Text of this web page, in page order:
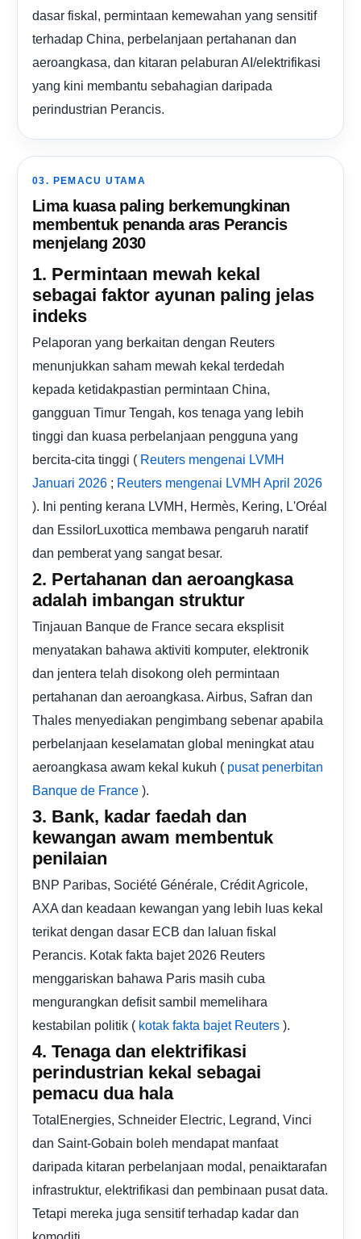
dasar fiskal, permintaan kemewahan yang sensitif
terhadap China, perbelanjaan pertahanan dan
aeroangkasa, dan kitaran pelaburan AI/elektrifikasi
yang kini membantu sebahagian daripada
perindustrian Perancis.
03. PEMACU UTAMA
Lima kuasa paling berkemungkinan
membentuk penanda aras Perancis
menjelang 2030
1. Permintaan mewah kekal
sebagai faktor ayunan paling jelas
indeks
Pelaporan yang berkaitan dengan Reuters
menunjukkan saham mewah kekal terdedah
kepada ketidakpastian permintaan China,
gangguan Timur Tengah, kos tenaga yang lebih
tinggi dan kuasa perbelanjaan pengguna yang
bercita-cita tinggi ( Reuters mengenai LVMH
Januari 2026 ; Reuters mengenai LVMH April 2026
). Ini penting kerana LVMH, Hermès, Kering, L'Oréal
dan EssilorLuxottica membawa pengaruh naratif
dan pemberat yang sangat besar.
2. Pertahanan dan aeroangkasa
adalah imbangan struktur
Tinjauan Banque de France secara eksplisit
menyatakan bahawa aktiviti komputer, elektronik
dan jentera telah disokong oleh permintaan
pertahanan dan aeroangkasa. Airbus, Safran dan
Thales menyediakan pengimbang sebenar apabila
perbelanjaan keselamatan global meningkat atau
aeroangkasa awam kekal kukuh ( pusat penerbitan
Banque de France ).
3. Bank, kadar faedah dan
kewangan awam membentuk
penilaian
BNP Paribas, Société Générale, Crédit Agricole,
AXA dan keadaan kewangan yang lebih luas kekal
terikat dengan dasar ECB dan laluan fiskal
Perancis. Kotak fakta bajet 2026 Reuters
menggariskan bahawa Paris masih cuba
mengurangkan defisit sambil memelihara
kestabilan politik ( kotak fakta bajet Reuters ).
4. Tenaga dan elektrifikasi
perindustrian kekal sebagai
pemacu dua hala
TotalEnergies, Schneider Electric, Legrand, Vinci
dan Saint-Gobain boleh mendapat manfaat
daripada kitaran perbelanjaan modal, penaiktarafan
infrastruktur, elektrifikasi dan pembinaan pusat data.
Tetapi mereka juga sensitif terhadap kadar dan